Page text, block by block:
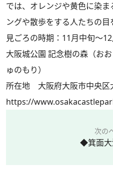
では、オレンジや黄色に染
ングや散歩をする人たちの目
見ごろの時期：11月中旬～
大阪城公園 記念樹の森（お
ゅのもり）
所在地 大阪府大阪市中央区
https://
次の
◆箕面大